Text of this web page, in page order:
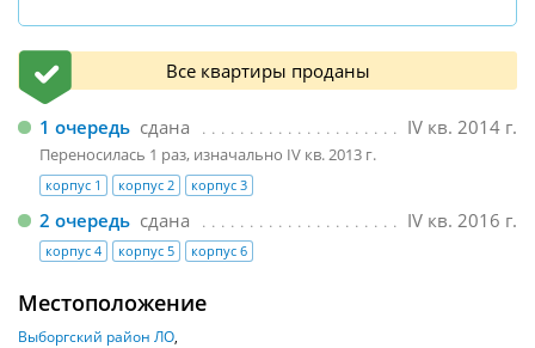
Все квартиры проданы
IV кв. 2014 г.
1 очередь сдана
Переносилась 1 раз, изначально IV кв. 2013 г.
корпус 1 корпус 2 корпус 3
IV кв. 2016 г.
2 очередь сдана
корпус 4 корпус 5 корпус 6
Местоположение
Выборгский район ЛО